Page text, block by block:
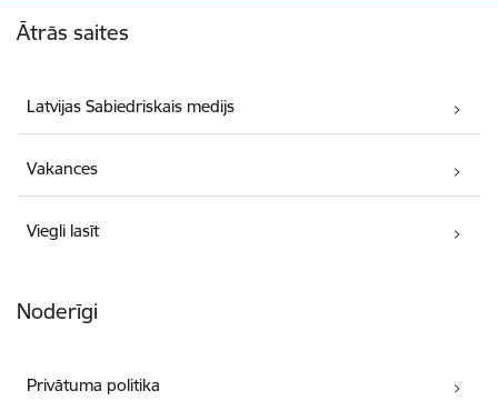
Ātrās saites
Latvijas Sabiedriskais medijs
Vakances
Viegli lasīt
Noderīgi
Privātuma politika